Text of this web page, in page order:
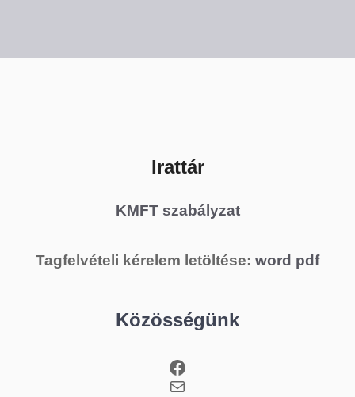
Irattár
KMFT szabályzat
Tagfelvételi kérelem letöltése: word pdf
Közösségünk
Facebook
Mail